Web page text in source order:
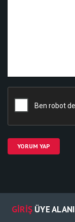
YORUM YAP
GIRIŞ ÜYE ALANI